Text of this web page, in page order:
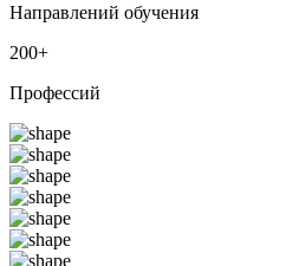
Направлений обучения
200+
Профессий